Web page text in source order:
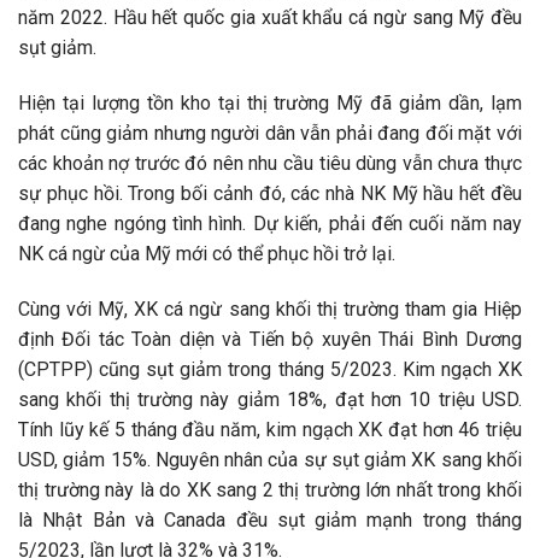
năm 2022. Hầu hết quốc gia xuất khẩu cá ngừ sang Mỹ đều
sụt giảm.
Hiện tại lượng tồn kho tại thị trường Mỹ đã giảm dần, lạm
phát cũng giảm nhưng người dân vẫn phải đang đối mặt với
các khoản nợ trước đó nên nhu cầu tiêu dùng vẫn chưa thực
sự phục hồi. Trong bối cảnh đó, các nhà NK Mỹ hầu hết đều
đang nghe ngóng tình hình. Dự kiến, phải đến cuối năm nay
NK cá ngừ của Mỹ mới có thể phục hồi trở lại.
Cùng với Mỹ, XK cá ngừ sang khối thị trường tham gia Hiệp
định Đối tác Toàn diện và Tiến bộ xuyên Thái Bình Dương
(CPTPP) cũng sụt giảm trong tháng 5/2023. Kim ngạch XK
sang khối thị trường này giảm 18%, đạt hơn 10 triệu USD.
Tính lũy kế 5 tháng đầu năm, kim ngạch XK đạt hơn 46 triệu
USD, giảm 15%. Nguyên nhân của sự sụt giảm XK sang khối
thị trường này là do XK sang 2 thị trường lớn nhất trong khối
là Nhật Bản và Canada đều sụt giảm mạnh trong tháng
5/2023, lần lượt là 32% và 31%.